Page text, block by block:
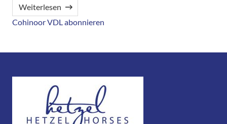
Weiterlesen
Cohinoor VDL abonnieren